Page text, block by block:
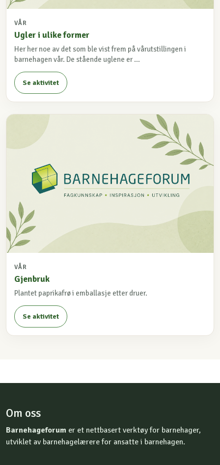
VÅR
Ugler i ulike former
Her her noe av det som ble vist frem på vårutstillingen i
barnehagen vår. De stående uglene er ...
Se aktivitet
VÅR
Gjenbruk
Plantet paprikafrø i emballasje etter druer.
Se aktivitet
Om oss
Barnehageforum er et nettbasert verktøy for barnehager,
utviklet av barnehagelærere for ansatte i barnehagen.